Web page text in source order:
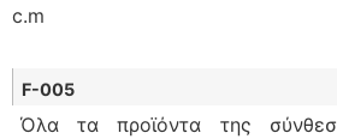
c.m
F-005
Όλα τα προϊόντα της